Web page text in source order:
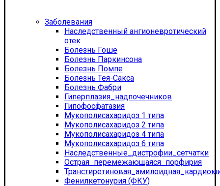
Заболевания
Наследственный ангионевротический
отек
Болезнь Гоше
Болезнь Паркинсона
Болезнь Помпе
Болезнь Тея-Сакса
Болезнь Фабри
Гиперплазия_надпочечников
Гипофосфатазия
Мукополисахаридоз 1 типа
Мукополисахаридоз 2 типа
Мукополисахаридоз 4 типа
Мукополисахаридоз 6 типа
Наследственные_дистрофии_сетчатки
Острая_перемежающаяся_порфирия
Фенилкетонурия (ФКУ)